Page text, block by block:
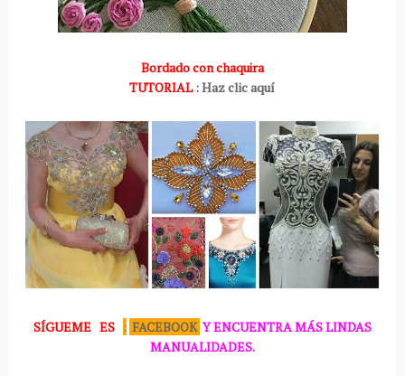
Bordado con chaquira
TUTORIAL: Haz clic aquí
SÍGUEME ES : FACEBOOK Y ENCUENTRA MÁS LINDAS
MANUALIDADES.